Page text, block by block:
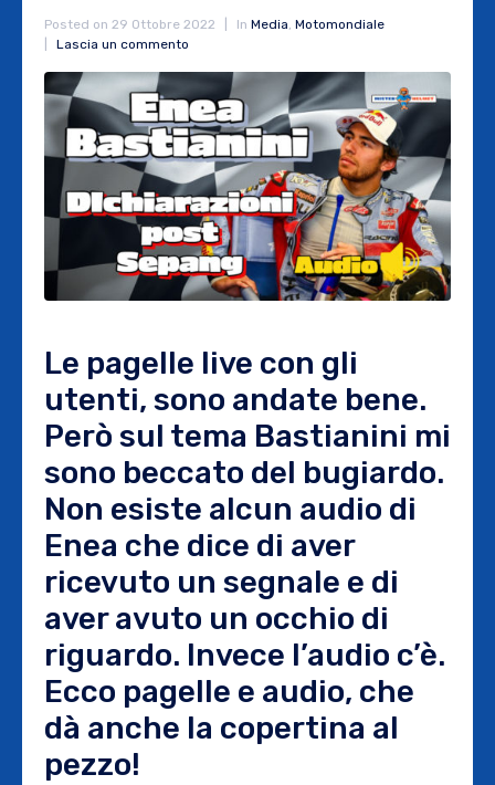
Posted on 29 Ottobre 2022 In Media, Motomondiale
Lascia un commento
Le pagelle live con gli
utenti, sono andate bene.
Però sul tema Bastianini mi
sono beccato del bugiardo.
Non esiste alcun audio di
Enea che dice di aver
ricevuto un segnale e di
aver avuto un occhio di
riguardo. Invece l’audio c’è.
Ecco pagelle e audio, che
dà anche la copertina al
pezzo!